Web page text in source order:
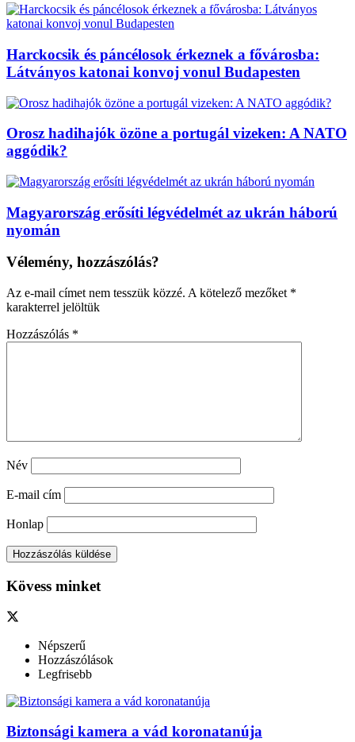
Harckocsik és páncélosok érkeznek a fővárosba:
Látványos katonai konvoj vonul Budapesten
Orosz hadihajók özöne a portugál vizeken: A NATO
aggódik?
Magyarország erősíti légvédelmét az ukrán háború
nyomán
Vélemény, hozzászólás?
Az e-mail címet nem tesszük közzé. A kötelező mezőket *
karakterrel jelöltük
Hozzászólás *
Név
E-mail cím
Honlap
Kövess minket
Népszerű
Hozzászólások
Legfrisebb
Biztonsági kamera a vád koronatanúja